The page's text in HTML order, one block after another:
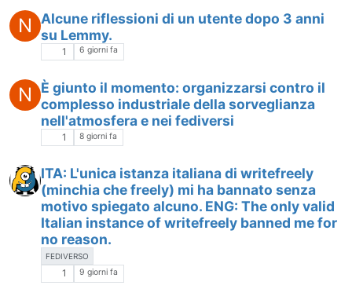
N
Alcune riflessioni di un utente dopo 3 anni
su Lemmy.
1 6 giorni fa
N
È giunto il momento: organizzarsi contro il
complesso industriale della sorveglianza
nell'atmosfera e nei fediversi
1 8 giorni fa
ITA: L'unica istanza italiana di writefreely
(minchia che freely) mi ha bannato senza
motivo spiegato alcuno. ENG: The only valid
Italian instance of writefreely banned me for
no reason.
FEDIVERSO
1 9 giorni fa